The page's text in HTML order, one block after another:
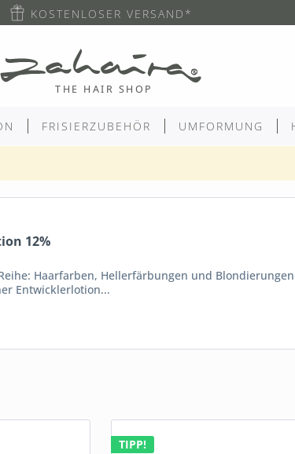
KOSTENLOSER VERSAND*
FRISIERZUBEHÖR UMFORMUNG
12%
Haarfarben, Hellerfärbungen und
Entwicklerlotion...
TIPP!